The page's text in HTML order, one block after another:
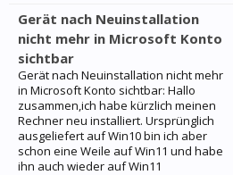
Gerät nach Neuinstallation
nicht mehr in Microsoft Konto
sichtbar
Gerät nach Neuinstallation nicht mehr
in Microsoft Konto sichtbar: Hallo
zusammen,ich habe kürzlich meinen
Rechner neu installiert. Ursprünglich
ausgeliefert auf Win10 bin ich aber
schon eine Weile auf Win11 und habe
ihn auch wieder auf Win11